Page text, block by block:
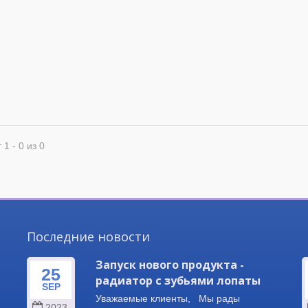
1 - 0 из 0
Последние новости
25
SEP
Запуск нового продукта -
радиатор с зубьями лопаты
Уважаемые клиенты, Мы рады